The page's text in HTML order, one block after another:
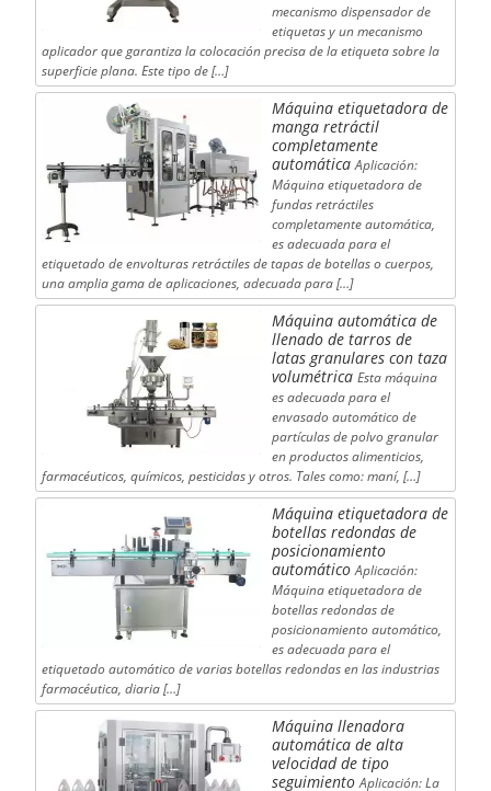
mecanismo dispensador de
etiquetas y un mecanismo
aplicador que garantiza la colocación precisa de la etiqueta sobre la
superficie plana. Este tipo de […]
Máquina etiquetadora de
manga retráctil
completamente
automática Aplicación:
Máquina etiquetadora de
fundas retráctiles
completamente automática,
es adecuada para el
etiquetado de envolturas retráctiles de tapas de botellas o cuerpos,
una amplia gama de aplicaciones, adecuada para […]
Máquina automática de
llenado de tarros de
latas granulares con taza
volumétrica Esta máquina
es adecuada para el
envasado automático de
partículas de polvo granular
en productos alimenticios,
farmacéuticos, químicos, pesticidas y otros. Tales como: maní, […]
Máquina etiquetadora de
botellas redondas de
posicionamiento
automático Aplicación:
Máquina etiquetadora de
botellas redondas de
posicionamiento automático,
es adecuada para el
etiquetado automático de varias botellas redondas en las industrias
farmacéutica, diaria […]
Máquina llenadora
automática de alta
velocidad de tipo
seguimiento Aplicación: La